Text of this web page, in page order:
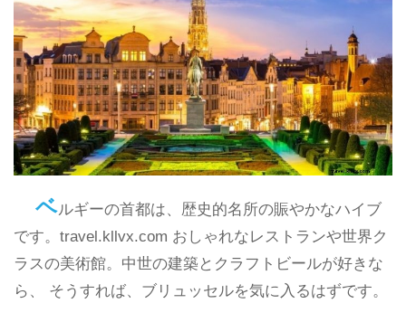
ベルギーの首都は、歴史的名所の賑やかなハイブ
です。travel.kllvx.com おしゃれなレストランや世界ク
ラスの美術館。中世の建築とクラフトビールが好きな
ら、 そうすれば、ブリュッセルを気に入るはずです。